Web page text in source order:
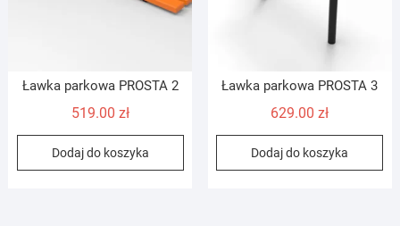
Ławka parkowa PROSTA 2
519.00 zł
Dodaj do koszyka
Ławka parkowa PROSTA 3
629.00zł
Dodaj do koszyka